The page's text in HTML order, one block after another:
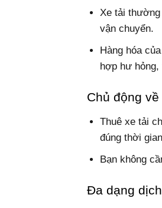
Xe tải
vận chuyển.
Hàng hóa
hợp hư hỏng,
Chủ động
Thuê xe tải
đúng thời
Bạn không
Đa dạng